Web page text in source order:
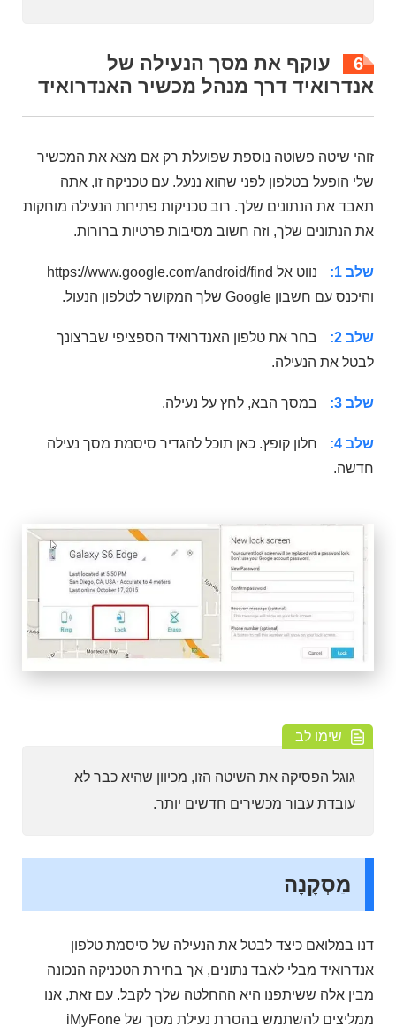
6
עוקף את מסך הנעילה של
אנדרואיד דרך מנהל מכשיר האנדרואיד
זוהי שיטה פשוטה נוספת שפועלת רק אם מצא את המכשיר
שלי הופעל בטלפון לפני שהוא ננעל. עם טכניקה זו, אתה
תאבד את הנתונים שלך. רוב טכניקות פתיחת הנעילה מוחקות
את הנתונים שלך, וזה חשוב מסיבות פרטיות ברורות.
שלב 1:
נווט אל https://www.google.com/android/find
והיכנס עם חשבון Google שלך המקושר לטלפון הנעול.
שלב 2:
בחר את טלפון האנדרואיד הספציפי שברצונך
לבטל את הנעילה.
שלב 3: במסך הבא, לחץ על נעילה.
שלב 4:
חלון קופץ. כאן תוכל להגדיר סיסמת מסך נעילה
חדשה.
שימו לב
גוגל הפסיקה את השיטה הזו, מכיוון שהיא כבר לא
עובדת עבור מכשירים חדשים יותר.
מַסְקָנָה
דנו במלואם כיצד לבטל את הנעילה של סיסמת טלפון
אנדרואיד מבלי לאבד נתונים, אך בחירת הטכניקה הנכונה
מבין אלה ששיתפנו היא ההחלטה שלך לקבל. עם זאת, אנו
ממליצים להשתמש בהסרת נעילת מסך של iMyFone